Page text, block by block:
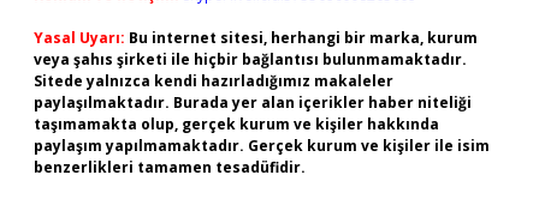
Yasal Uyarı: Bu internet sitesi, herhangi bir marka, kurum
veya şahıs şirketi ile hiçbir bağlantısı bulunmamaktadır.
Sitede yalnızca kendi hazırladığımız makaleler
paylaşılmaktadır. Burada yer alan içerikler haber niteliği
taşımamakta olup, gerçek kurum ve kişiler hakkında
paylaşım yapılmamaktadır. Gerçek kurum ve kişiler ile isim
benzerlikleri tamamen tesadüfidir.